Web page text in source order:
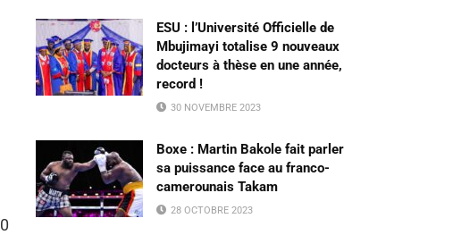
0
ESU : l’Université Officielle de
Mbujimayi totalise 9 nouveaux
docteurs à thèse en une année,
record !
30 NOVEMBRE 2023
Boxe : Martin Bakole fait parler
sa puissance face au franco-
camerounais Takam
28 OCTOBRE 2023